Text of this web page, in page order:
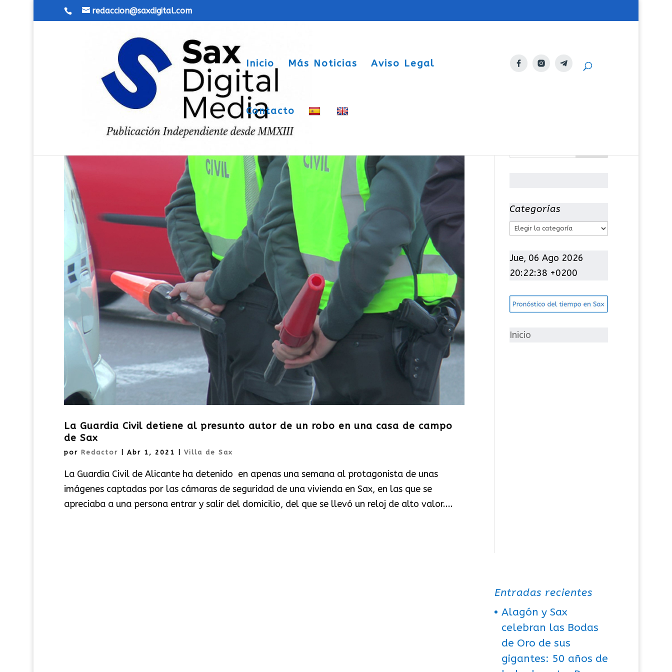
redaccion@saxdigital.com
Inicio Más Noticias Aviso Legal
Contacto
La Guardia Civil detiene al presunto autor de un robo en una casa de campo
de Sax
por Redactor Abr 1, 2021 Villa de Sax
La Guardia Civil de Alicante ha detenido en apenas una semana al protagonista de unas
imágenes captadas por las cámaras de seguridad de una vivienda en Sax, en las que se
apreciaba a una persona entrar y salir del domicilio, del que se llevó un reloj de alto valor....
Categorías
C
t
e
o
í
Jue, 06 Ago 2026
20:22:39 +0200
Inicio
Entradas recientes
Alagón y Sax
celebran las Bodas
de Oro de sus
gigantes: 50 años de